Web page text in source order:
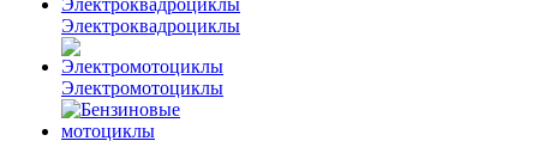
Электроквадроциклы
Электромотоциклы